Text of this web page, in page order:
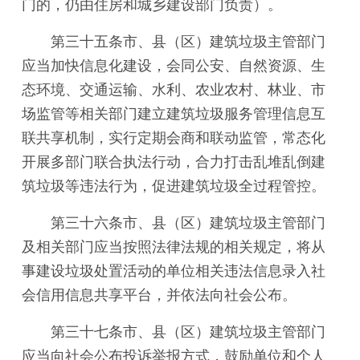
门的，仍由住房和城乡建设部门负责）。
第三十五条市、县（区）建筑垃圾主管部门
应当加快信息化建设，会同公安、自然资源、生
态环境、交通运输、水利、农业农村、林业、市
场监管等相关部门建立建筑垃圾服务管理信息互
联共享机制，实行定期会商和联动监管，常态化
开展多部门联合执法行动，合力打击乱堆乱倒建
筑垃圾等违法行为，促进建筑垃圾全过程管控。
第三十六条市、县（区）建筑垃圾主管部门
及相关部门应当按照法律法规的相关规定，将从
事建设垃圾处置活动的单位相关违法信息录入社
会信用信息共享平台，并依法向社会公布。
第三十七条市、县（区）建筑垃圾主管部门
应当向社会公布投诉举报方式，鼓励单位和个人